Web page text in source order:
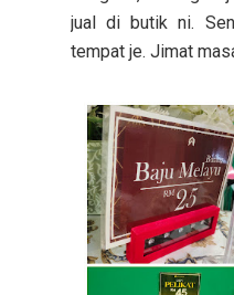
jual di butik ni.
tempat je. Jimat